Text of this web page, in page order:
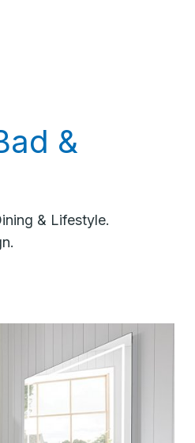
&
& Lifestyle.